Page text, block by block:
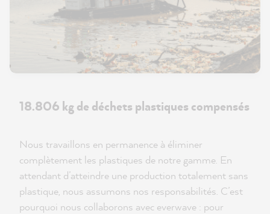
18.806 kg de déchets plastiques compensés
Nous travaillons en permanence à éliminer
complètement les plastiques de notre gamme. En
attendant d’atteindre une production totalement sans
plastique, nous assumons nos responsabilités. C’est
pourquoi nous collaborons avec everwave : pour